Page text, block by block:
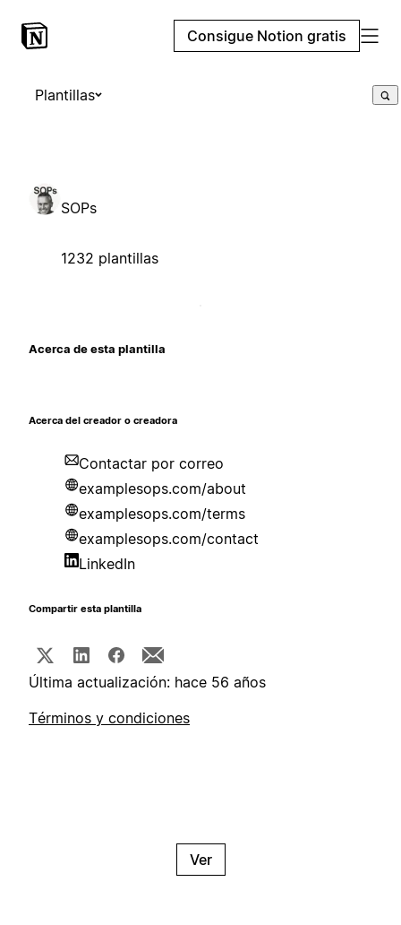
Consigue Notion gratis
Plantillas
SOPs
1232 plantillas
Acerca de esta plantilla
Acerca del creador o creadora
Contactar por correo
examplesops.com/about
examplesops.com/terms
examplesops.com/contact
LinkedIn
Compartir esta plantilla
Última actualización: hace 56 años
Términos y condiciones
Ver